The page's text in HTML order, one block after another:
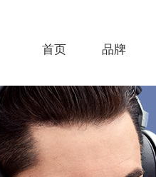
首页 品牌